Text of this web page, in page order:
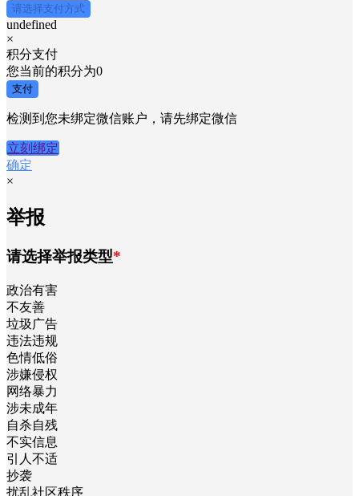
请选择支付方式
undefined
×
积分支付
您当前的积分为0
支付
检测到您未绑定微信账户，请先绑定微信
立刻绑定
确定
×
举报
请选择举报类型*
政治有害
不友善
垃圾广告
违法违规
色情低俗
涉嫌侵权
网络暴力
涉未成年
自杀自残
不实信息
引人不适
抄袭
扰乱社区秩序